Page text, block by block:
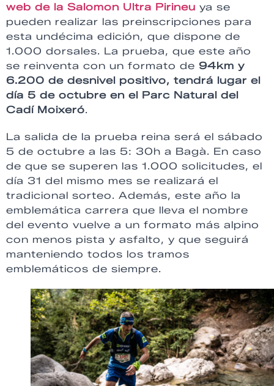
web de la Salomon Ultra Pirineu ya se
pueden realizar las preinscripciones para
esta undécima edición, que dispone de
1.000 dorsales. La prueba, que este año
se reinventa con un formato de 94km y
6.200 de desnivel positivo, tendrá lugar el
día 5 de octubre en el Parc Natural del
Cadí Moixeró.
La salida de la prueba reina será el sábado
5 de octubre a las 5: 30h a Bagà. En caso
de que se superen las 1.000 solicitudes, el
día 31 del mismo mes se realizará el
tradicional sorteo. Además, este año la
emblemática carrera que lleva el nombre
del evento vuelve a un formato más alpino
con menos pista y asfalto, y que seguirá
manteniendo todos los tramos
emblemáticos de siempre.